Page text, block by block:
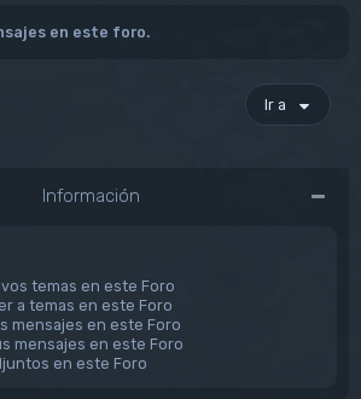
en este foro.
Ir a
Información
temas en este Foro
a temas en este Foro
mensajes en este Foro
mensajes en este Foro
en este Foro